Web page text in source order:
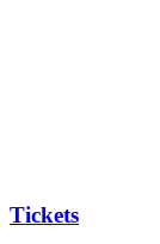
Tickets